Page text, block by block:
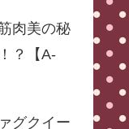
肉美の秘
？【A-
グクイー